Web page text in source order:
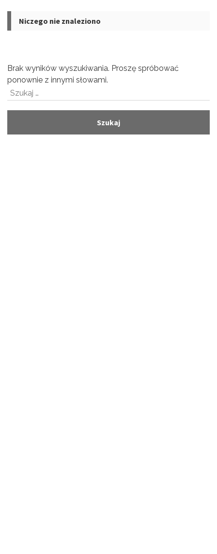
Niczego nie znaleziono
Brak wyników wyszukiwania. Proszę spróbować
ponownie z innymi słowami.
Szukaj: